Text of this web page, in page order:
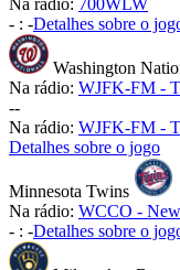
Na rádio: 700WLW
- : -Detalhes sobre o
Washington
Na rádio: WJFK-FM -
--
Na rádio: WJFK-FM -
Detalhes sobre o jogo
Minnesota Twins
Na rádio: WCCO -
- : -Detalhes sobre o